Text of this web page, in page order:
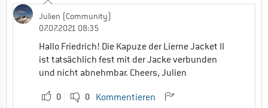
Julien (Community)
07.07.2021 08:35
Hallo Friedrich! Die Kapuze der Lierne Jacket II
ist tatsächlich fest mit der Jacke verbunden
und nicht abnehmbar. Cheers, Julien
0 0 Kommentieren